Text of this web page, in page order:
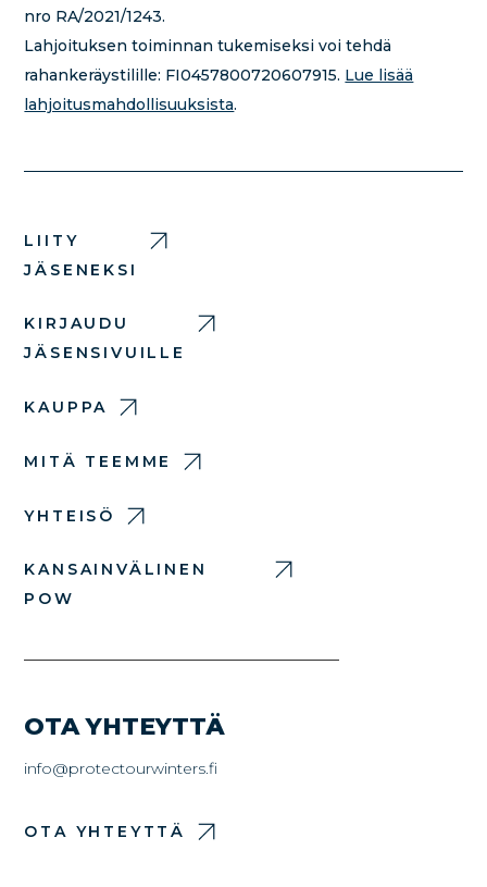
nro RA/2021/1243.
Lahjoituksen toiminnan tukemiseksi voi tehdä
rahankeräystilille: FI0457800720607915. Lue lisää
lahjoitusmahdollisuuksista.
LIITY
JÄSENEKSI
KIRJAUDU
JÄSENSIVUILLE
KAUPPA
MITÄ TEEMME
YHTEISÖ
KANSAINVÄLINEN
POW
OTA YHTEYTTÄ
info@protectourwinters.fi
OTA YHTEYTTÄ